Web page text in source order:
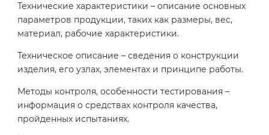
Технические характеристики – описание основных
параметров продукции, таких как размеры, вес,
материал, рабочие характеристики.
Техническое описание – сведения о конструкции
изделия, его узлах, элементах и принципе работы.
Методы контроля, особенности тестирования –
информация о средствах контроля качества,
пройденных испытаниях.